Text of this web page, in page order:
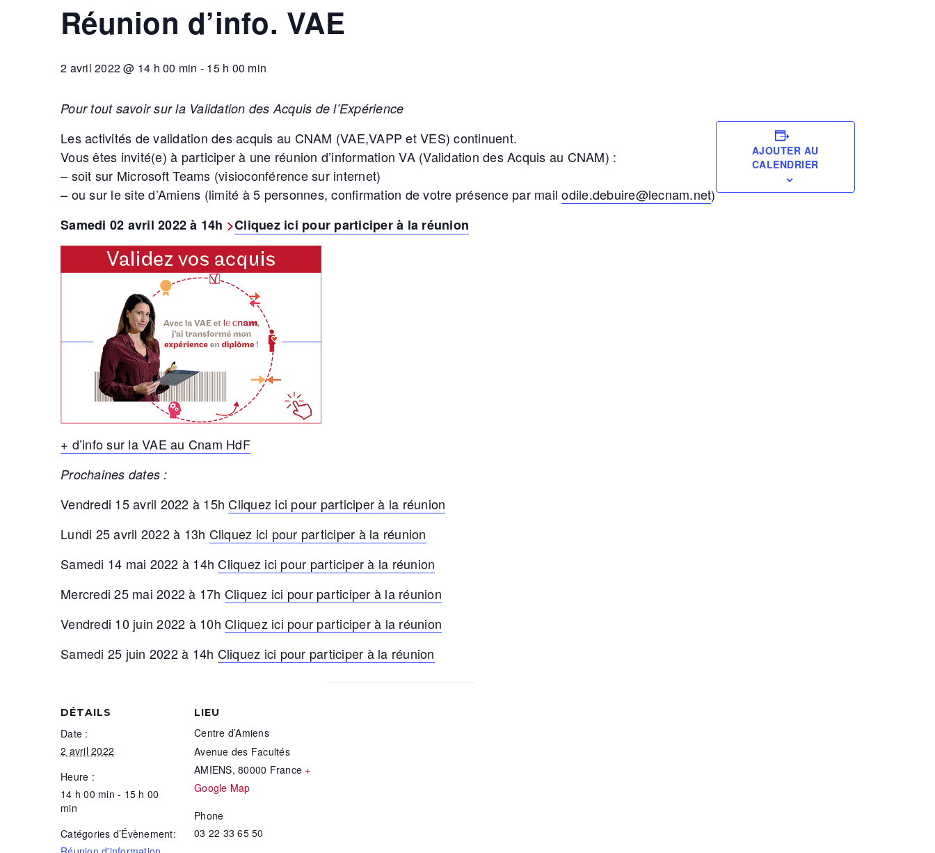
Réunion d’info. VAE
2 avril 2022 @ 14 h 00 min - 15 h 00 min
Pour tout savoir sur la Validation des Acquis de l’Expérience
Les activités de validation des acquis au CNAM (VAE,VAPP et VES) continuent.
Vous êtes invité(e) à participer à une réunion d’information VA (Validation des Acquis au CNAM) :
– soit sur Microsoft Teams (visioconférence sur internet)
– ou sur le site d’Amiens (limité à 5 personnes, confirmation de votre présence par mailodile.debuire@lecnam.net)
Samedi 02 avril 2022 à 14h >Cliquez ici pour participer à la réunion
+ d’info sur la VAE au Cnam HdF
Prochaines dates :
Vendredi 15 avril 2022 à 15h Cliquez ici pour participer à la réunion
Lundi 25 avril 2022 à 13h Cliquez ici pour participer à la réunion
Samedi 14 mai 2022 à 14h Cliquez ici pour participer à la réunion
Mercredi 25 mai 2022 à 17h Cliquez ici pour participer à la réunion
Vendredi 10 juin 2022 à 10h Cliquez ici pour participer à la réunion
Samedi 25 juin 2022 à 14h Cliquez ici pour participer à la réunion
AJOUTER AU
CALENDRIER
DÉTAILS
Date :
2 avril 2022
Heure :
14 h 00 min - 15 h 00
min
Catégories d’Évènement:
LIEU
Centre d’Amiens
Avenue des Facultés
AMIENS, 80000 France +
Google Map
Phone
03 22 33 65 50